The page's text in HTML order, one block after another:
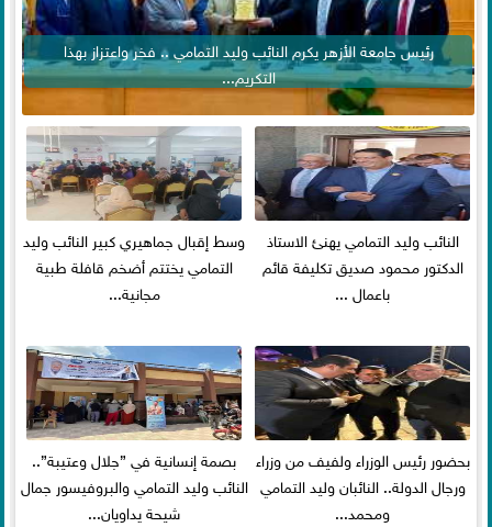
رئيس جامعة الأزهر يكرم النائب وليد التمامي .. فخر واعتزاز بهذا
التكريم...
النائب وليد التمامي يهنئ الاستاذ
الدكتور محمود صديق تكليفة قائم
باعمال ...
وسط إقبال جماهيري كبير النائب وليد
التمامي يختتم أضخم قافلة طبية
مجانية...
بحضور رئيس الوزراء ولفيف من وزراء
ورجال الدولة.. النائبان وليد التمامي
ومحمد...
بصمة إنسانية في ”جلال وعتيبة”..
النائب وليد التمامي والبروفيسور جمال
شيحة يداويان...